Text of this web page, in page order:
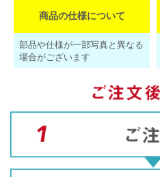
商品の仕様について
部品や仕様が一部写真と異なる
場合がございます